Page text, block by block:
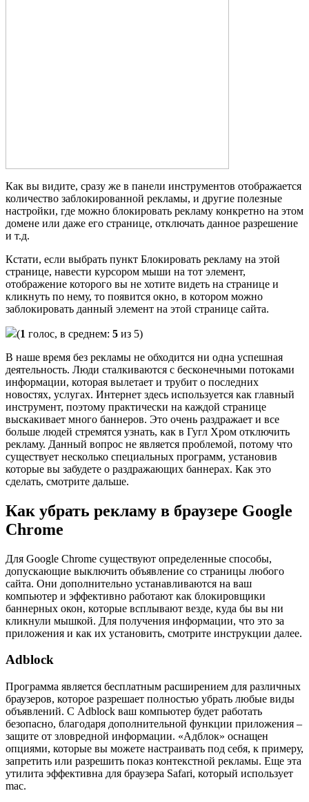
Как вы видите, сразу же в панели инструментов отображается
количество заблокированной рекламы, и другие полезные
настройки, где можно блокировать рекламу конкретно на этом
домене или даже его странице, отключать данное разрешение
и т.д.
Кстати, если выбрать пункт Блокировать рекламу на этой
странице, навести курсором мыши на тот элемент,
отображение которого вы не хотите видеть на странице и
кликнуть по нему, то появится окно, в котором можно
заблокировать данный элемент на этой странице сайта.
(1 голос, в среднем: 5 из 5)
В наше время без рекламы не обходится ни одна успешная
деятельность. Люди сталкиваются с бесконечными потоками
информации, которая вылетает и трубит о последних
новостях, услугах. Интернет здесь используется как главный
инструмент, поэтому практически на каждой странице
выскакивает много баннеров. Это очень раздражает и все
больше людей стремятся узнать, как в Гугл Хром отключить
рекламу. Данный вопрос не является проблемой, потому что
существует несколько специальных программ, установив
которые вы забудете о раздражающих баннерах. Как это
сделать, смотрите дальше.
Как убрать рекламу в браузере Google
Chrome
Для Google Chrome существуют определенные способы,
допускающие выключить объявление со страницы любого
сайта. Они дополнительно устанавливаются на ваш
компьютер и эффективно работают как блокировщики
баннерных окон, которые всплывают везде, куда бы вы ни
кликнули мышкой. Для получения информации, что это за
приложения и как их установить, смотрите инструкции далее.
Adblock
Программа является бесплатным расширением для различных
браузеров, которое разрешает полностью убрать любые виды
объявлений. С Adblock ваш компьютер будет работать
безопасно, благодаря дополнительной функции приложения –
защите от зловредной информации. «Адблок» оснащен
опциями, которые вы можете настраивать под себя, к примеру,
запретить или разрешить показ контекстной рекламы. Еще эта
утилита эффективна для браузера Safari, который использует
mac.